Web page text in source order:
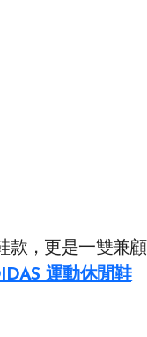
款，更是一雙兼顧
運動休閒鞋